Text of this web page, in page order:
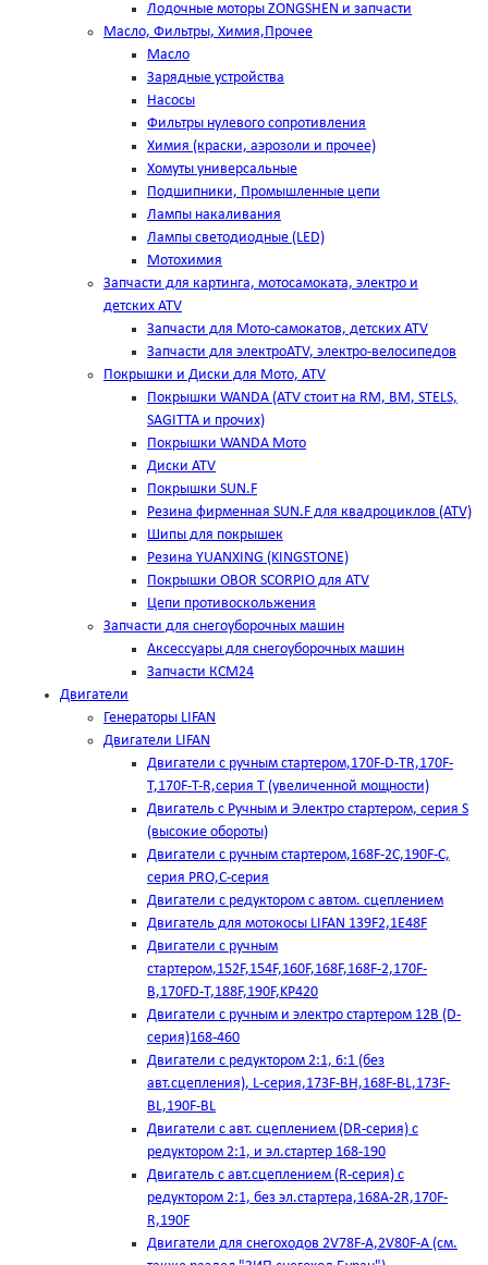
Лодочные моторы ZONGSHEN и запчасти
Масло, Фильтры, Химия,Прочее
Масло
Зарядные устройства
Насосы
Фильтры нулевого сопротивления
Химия (краски, аэрозоли и прочее)
Хомуты универсальные
Подшипники, Промышленные цепи
Лампы накаливания
Лампы светодиодные (LED)
Мотохимия
Запчасти для картинга, мотосамоката, электро и
детских ATV
Запчасти для Мото-самокатов, детских ATV
Запчасти для электроATV, электро-велосипедов
Покрышки и Диски для Мото, ATV
Покрышки WANDA (АТV стоит на RM, BM, STELS,
SAGITTA и прочих)
Покрышки WANDA Мото
Диски ATV
Покрышки SUN.F
Резина фирменная SUN.F для квадроциклов (АТV)
Шипы для покрышек
Резина YUANXING (KINGSTONE)
Покрышки OBOR SCORPIO для ATV
Цепи противоскольжения
Запчасти для снегоуборочных машин
Аксессуары для снегоуборочных машин
Запчасти КСМ24
Двигатели
Генераторы LIFAN
Двигатели LIFAN
Двигатели с ручным стартером,170F-D-TR,170F-
T,170F-T-R,серия Т (увеличенной мощности)
Двигатель с Ручным и Электро стартером, серия S
(высокие обороты)
Двигатели с ручным стартером,168F-2C,190F-C,
серия PRO,C-серия
Двигатели с редуктором с автом. сцеплением
Двигатель для мотокосы LIFAN 139F2,1E48F
Двигатели с ручным
стартером,152F,154F,160F,168F,168F-2,170F-
B,170FD-T,188F,190F,KP420
Двигатели с ручным и электро стартером 12В (D-
серия)168-460
Двигатели с редуктором 2:1, 6:1 (без
авт.сцепления), L-серия,173F-BH,168F-BL,173F-
BL,190F-BL
Двигатели с авт. сцеплением (DR-серия) с
редуктором 2:1, и эл.стартер 168-190
Двигатель с авт.сцеплением (R-серия) с
редуктором 2:1, без эл.стартера,168А-2R,170F-
R,190F
Двигатели для снегоходов 2V78F-A,2V80F-A (см.